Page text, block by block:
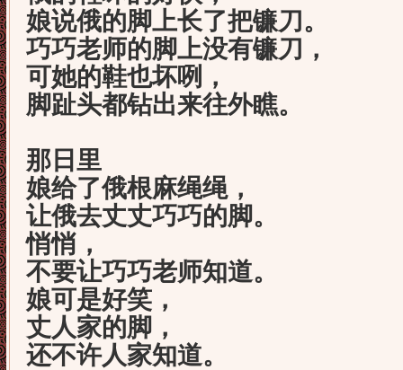
娘说俄的脚上长了把镰刀。
巧巧老师的脚上没有镰刀，
可她的鞋也坏咧，
脚趾头都钻出来往外瞧。
那日里
娘给了俄根麻绳绳，
让俄去丈丈巧巧的脚。
悄悄，
不要让巧巧老师知道。
娘可是好笑，
丈人家的脚，
还不许人家知道。